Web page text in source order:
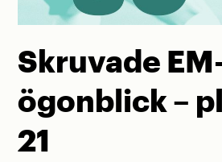
Skruvade
ögonblick –
21